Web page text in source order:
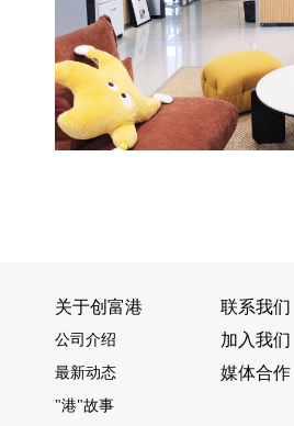
关于创富港
公司介绍
最新动态
"港"故事
联系我们
加入我们
媒体合作